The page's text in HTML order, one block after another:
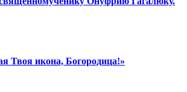
Твоя икона, Богородица!»